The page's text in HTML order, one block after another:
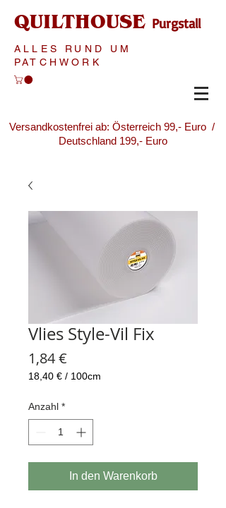
QUILTHOUSE Purgstall
ALLES RUND UM
PATCHWORK
Versandkostenfrei ab: Österreich 99,- Euro /
Deutschland 199,- Euro
Vlies Style-Vil Fix
1,84 €
18,40 € / 100cm
pro
Zentimeter
Anzahl *
In den Warenkorb